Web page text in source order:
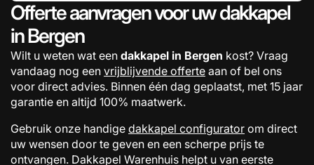
Offerte aanvragen voor uw dakkapel
in Bergen
Wilt u weten wat een dakkapel in Bergen kost? Vraag
vandaag nog een vrijblijvende offerte aan of bel ons
voor direct advies. Binnen één dag geplaatst, met 15 jaar
garantie en altijd 100% maatwerk.
Gebruik onze handige dakkapel configurator om direct
uw wensen door te geven en een scherpe prijs te
ontvangen. Dakkapel Warenhuis helpt u van eerste